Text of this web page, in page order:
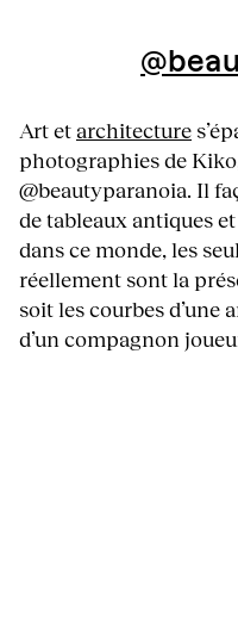
Art et architecture
photographies de
@beautyparanoia. Il
de tableaux antiques
dans ce monde, les
réellement sont la
soit les courbes d’une
d’un compagnon